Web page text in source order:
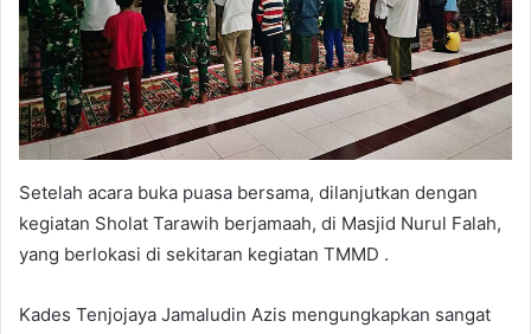
Setelah acara buka puasa bersama, dilanjutkan dengan
kegiatan Sholat Tarawih berjamaah, di Masjid Nurul Falah,
yang berlokasi di sekitaran kegiatan TMMD .
Kades Tenjojaya Jamaludin Azis mengungkapkan sangat